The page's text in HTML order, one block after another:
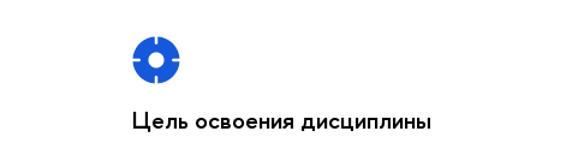
Цель освоения дисциплины